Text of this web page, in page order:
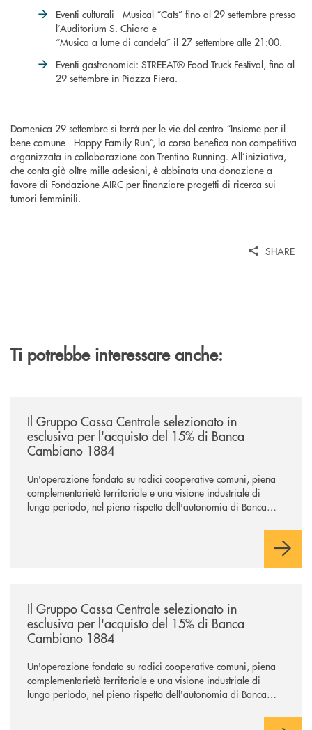
Eventi culturali - Musical “Cats” fino al 29 settembre presso
l’Auditorium S. Chiara e
“Musica a lume di candela” il 27 settembre alle 21:00.
Eventi gastronomici: STREEAT® Food Truck Festival, fino al
29 settembre in Piazza Fiera.
Domenica 29 settembre si terrà per le vie del centro “Insieme per il
bene comune - Happy Family Run”, la corsa benefica non competitiva
organizzata in collaborazione con Trentino Running. All’iniziativa,
che conta già oltre mille adesioni, è abbinata una donazione a
favore di Fondazione AIRC per finanziare progetti di ricerca sui
tumori femminili.
SHARE
Ti potrebbe interessare anche:
Il Gruppo Cassa Centrale selezionato in
esclusiva per l'acquisto del 15% di Banca
Cambiano 1884
Un'operazione fondata su radici cooperative comuni, piena
complementarietà territoriale e una visione industriale di
lungo periodo, nel pieno rispetto dell'autonomia di Banca
negoziazione esclusiva per la finalizzazione dell’operazione.
Il Gruppo Cassa Centrale selezionato in
esclusiva per l'acquisto del 15% di Banca
Cambiano 1884
Un'operazione fondata su radici cooperative comuni, piena
complementarietà territoriale e una visione industriale di
lungo periodo, nel pieno rispetto dell'autonomia di Banca
negoziazione esclusiva per la finalizzazione dell’operazione.